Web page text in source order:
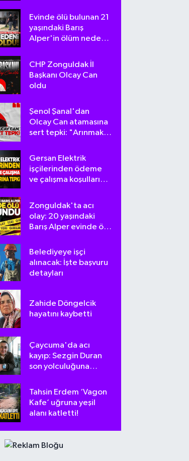
Evinde ölü bulunan 21
yaşındaki Barış
Alper'in ölüm nedeni
CHP Zonguldak İl
Başkanı Olcay Can
oldu
Şenol Şanal'dan
Olcay Can atamasına
sert tepki: "Arınmak
gerek!"
Gersan Elektrik
işçilerinden ödeme
ve çalışma koşullarına
Zonguldak'ta acı
olay: 20 yaşındaki
Barış Alper evinde ölü
Belediyeye işçi
alınacak: İşte başvuru
detayları
Zahide Döngelcik
hayatını kaybetti
Çaycuma'da acı
kayıp: Sezgin Duran
son yolculuğuna
Tahsin Erdem ‘Vagon
Kafe’ uğruna yeşil
alanı katletti!